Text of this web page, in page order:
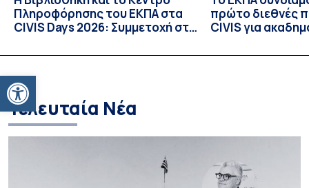
Ανοίξτε τη γραμμή εργαλείων
Πληροφόρησης του ΕΚΠΑ στα
CIVIS Days 2026: Συμμετοχή στη
των ακαδημαϊκών βιβλιοθηκών
πρώτο διεθνές
CIVIS για
Τελευταία Νέα